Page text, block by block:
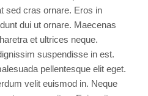
sed cras ornare. Eros in
dui ut ornare. Maecenas
et ultrices neque.
suspendisse in est.
pellentesque elit eget.
velit euismod in. Neque